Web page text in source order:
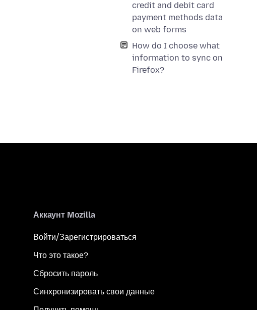
credit and debit card
payment methods data
on web forms
How do I choose what
information to sync on
Firefox?
Аккаунт Mozilla
Войти/Зарегистрироваться
Что это такое?
Сбросить пароль
Синхронизировать свои данные